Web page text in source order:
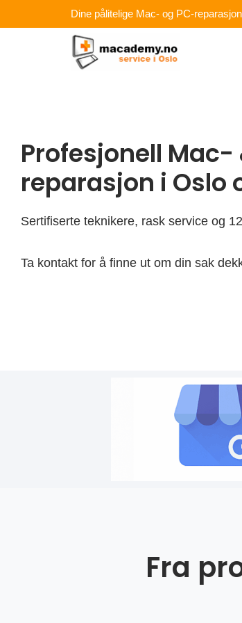
rett
Dine pålitelige Mac- og PC-
Profesjonell Mac-
reparasjon i Oslo
Sertifiserte teknikere, rask service og
Ta kontakt for å finne ut om din sak
Fra